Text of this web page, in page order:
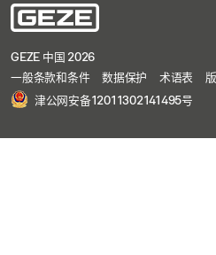
GEZE 中国 2026
一般条款和条件
数据保护 术语表
津公网安备12011302141495号